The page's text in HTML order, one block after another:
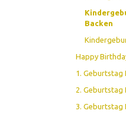
Backen
Happy
1. Geburtstag
2. Geburtstag
3. Geburtstag